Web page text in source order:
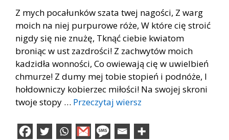
Z mych pocałunków szata twej nagości, Z warg
moich na niej purpurowe róże, W które cię stroić
nigdy się nie znużę, Tknąć ciebie kwiatom
broniąc w ust zazdrości! Z zachwytów moich
kadzidła wonności, Co owiewają cię w uwielbień
chmurze! Z dumy mej tobie stopień i podnóże, I
hołdowniczy kobierzec miłości! Na swojej skroni
twoje stopy … Przeczytaj wiersz